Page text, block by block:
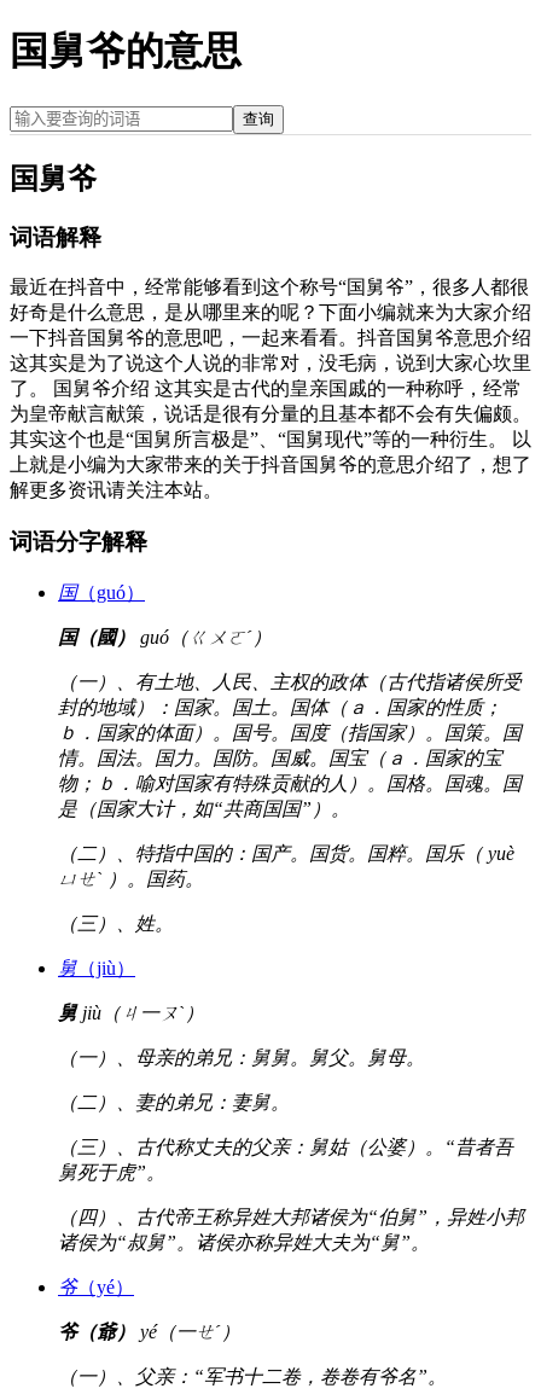
国舅爷的意思
查询
国舅爷
词语解释
最近在抖音中，经常能够看到这个称号“国舅爷”，很多人都很
好奇是什么意思，是从哪里来的呢？下面小编就来为大家介绍
一下抖音国舅爷的意思吧，一起来看看。抖音国舅爷意思介绍
这其实是为了说这个人说的非常对，没毛病，说到大家心坎里
了。 国舅爷介绍 这其实是古代的皇亲国戚的一种称呼，经常
为皇帝献言献策，说话是很有分量的且基本都不会有失偏颇。
其实这个也是“国舅所言极是”、“国舅现代”等的一种衍生。 以
上就是小编为大家带来的关于抖音国舅爷的意思介绍了，想了
解更多资讯请关注本站。
词语分字解释
国（guó）
国（國） guó（ㄍㄨㄛˊ）
（一）、有土地、人民、主权的政体（古代指诸侯所受
封的地域）：国家。国土。国体（ａ．国家的性质；
ｂ．国家的体面）。国号。国度（指国家）。国策。国
情。国法。国力。国防。国威。国宝（ａ．国家的宝
物；ｂ．喻对国家有特殊贡献的人）。国格。国魂。国
是（国家大计，如“共商国国”）。
（二）、特指中国的：国产。国货。国粹。国乐（ yuè
ㄩㄝˋ ）。国药。
（三）、姓。
舅 （jiù）
舅jiù（ㄐ一ㄡˋ）
（一）、母亲的弟兄：舅舅。舅父。舅母。
（二）、妻的弟兄：妻舅。
（三）、古代称丈夫的父亲：舅姑（公婆）。“昔者吾
舅死于虎”。
（四）、古代帝王称异姓大邦诸侯为“伯舅”，异姓小邦
诸侯为“叔舅”。诸侯亦称异姓大夫为“舅”。
爷（yé）
爷（爺） yé（一ㄝˊ）
（一）、父亲：“军书十二卷，卷卷有爷名”。